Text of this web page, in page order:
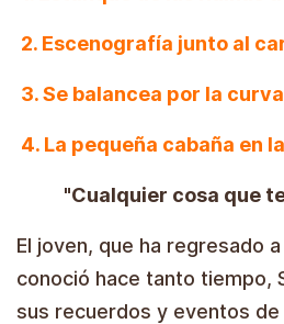
2. Escenografía junto al
3. Se balancea por la
4. La pequeña cabaña en
"Cualquier cosa que
El joven, que ha regresado
conoció hace tanto tiempo,
sus recuerdos y eventos de